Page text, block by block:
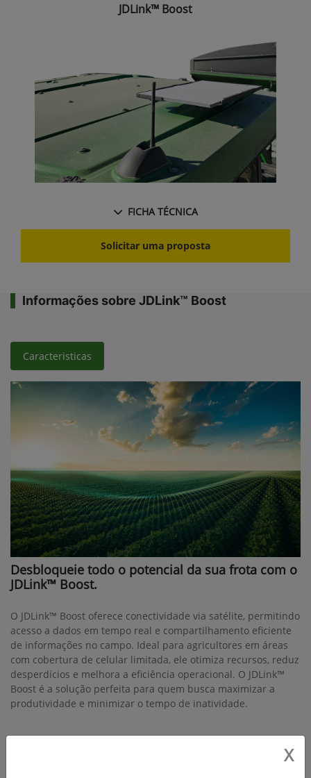
JDLink™ Boost
FICHA TÉCNICA
Solicitar uma proposta
Informações sobre JDLink™ Boost
Caracteristicas
Desbloqueie todo o potencial da sua frota com o
JDLink™ Boost.
O JDLink™ Boost oferece conectividade via satélite, permitindo
acesso a dados em tempo real e compartilhamento eficiente
de informações no campo. Ideal para agricultores em áreas
com cobertura de celular limitada, ele otimiza recursos, reduz
desperdícios e melhora a eficiência operacional. O JDLink™
Boost é a solução perfeita para quem busca maximizar a
produtividade e minimizar o tempo de inatividade.
X